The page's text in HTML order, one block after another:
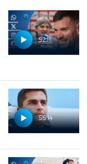
52:11
55:14